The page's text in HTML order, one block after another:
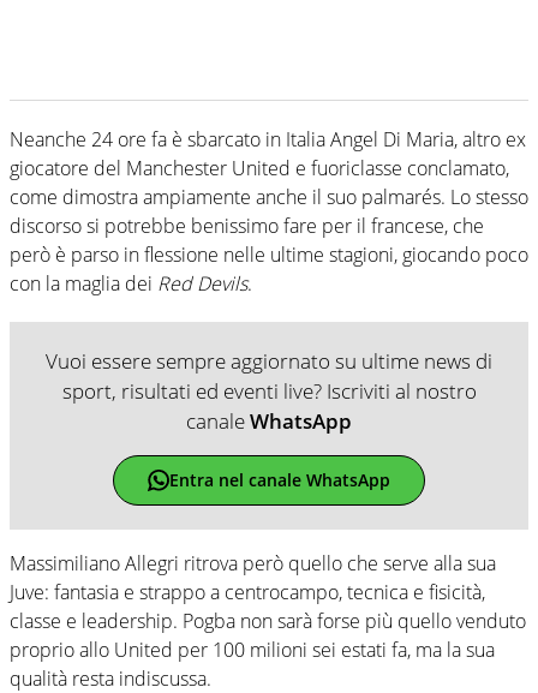
Neanche 24 ore fa è sbarcato in Italia Angel Di Maria, altro ex
giocatore del Manchester United e fuoriclasse conclamato,
come dimostra ampiamente anche il suo palmarés. Lo stesso
discorso si potrebbe benissimo fare per il francese, che
però è parso in flessione nelle ultime stagioni, giocando poco
con la maglia dei Red Devils.
Vuoi essere sempre aggiornato su ultime news di
sport, risultati ed eventi live? Iscriviti al nostro
canaleWhatsApp
Entra nel canale WhatsApp
Massimiliano Allegri ritrova però quello che serve alla sua
Juve: fantasia e strappo a centrocampo, tecnica e fisicità,
classe e leadership. Pogba non sarà forse più quello venduto
proprio allo United per 100 milioni sei estati fa, ma la sua
qualità resta indiscussa.